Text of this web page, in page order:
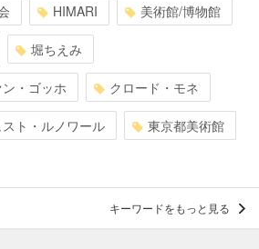
HIMARI 美術館/博物館
堀ちえみ
・ゴッホ クロード・モネ
ト・ルノワール 東京都美術館
キーワードをもっと見る